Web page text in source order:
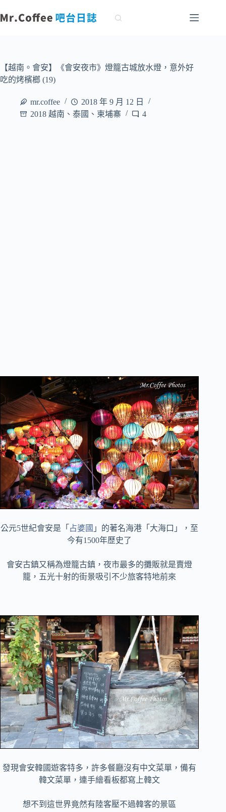
至
容【越南。會安】《會安夜市》燈籠古城放水燈，意外好
吃的烤檳榔 (19)
mr.coffee
2018 年 9 月 12 日
2018 越南、泰國、柬埔寨
4
公元5世紀會安是「 占婆國 」的著名海港「大海口」，至
今有1500年歷史了
會安古鎮又稱為燈籠古鎮，夜市最多的攤販就是賣燈
籠，五光十射的街景吸引不少旅客特地前來
發現會安韓國遊客特多，許多餐廳沒有中文菜單，備有
韓文菜單，連手繪看板都寫上韓文
想不到這世界竟然有陸客壓不過韓客的景區